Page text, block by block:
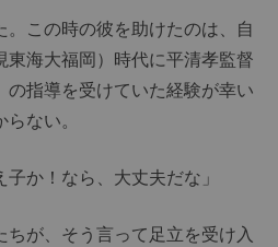
この時の彼を助けたのは、自
海大福岡）時代に平清孝監督
の指導を受けていた経験が幸い
ない。
か！なら、大丈夫だな」
が、そう言って足立を受け入